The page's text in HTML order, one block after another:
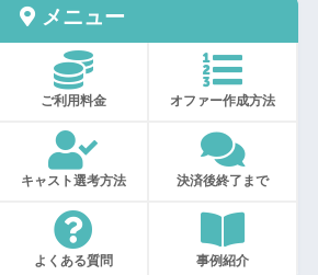
メニュー
ご利用料金 オファー作成方法
キャスト選考方法 決済後終了まで
よくある質問 事例紹介